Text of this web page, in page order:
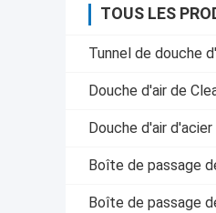
TOUS LES
Tunnel de douche
Douche d'air de
Douche d'air
Boîte de passage
Boîte de passage